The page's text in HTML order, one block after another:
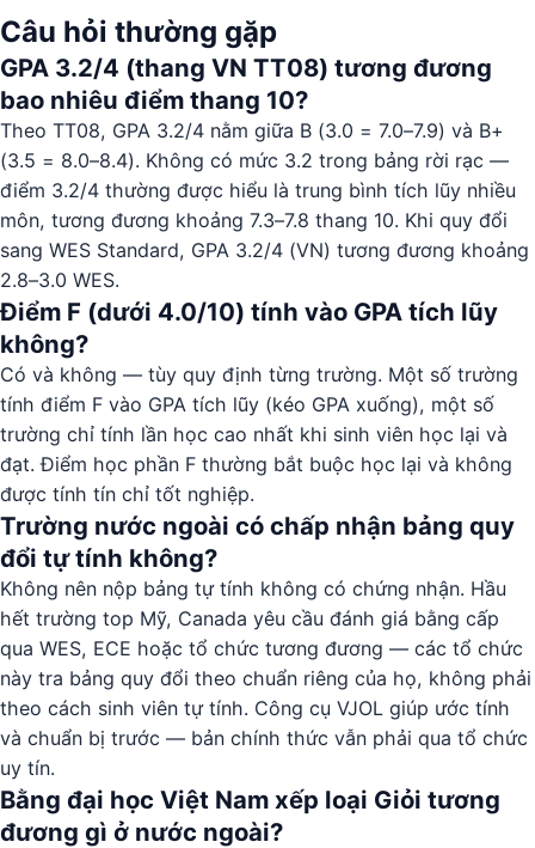
Câu hỏi thường gặp
GPA 3.2/4 (thang VN TT08) tương đương
bao nhiêu điểm thang 10?
Theo TT08, GPA 3.2/4 nằm giữa B (3.0 = 7.0–7.9) và B+
(3.5 = 8.0–8.4). Không có mức 3.2 trong bảng rời rạc —
điểm 3.2/4 thường được hiểu là trung bình tích lũy nhiều
môn, tương đương khoảng 7.3–7.8 thang 10. Khi quy đổi
sang WES Standard, GPA 3.2/4 (VN) tương đương khoảng
2.8–3.0 WES.
Điểm F (dưới 4.0/10) tính vào GPA tích lũy
không?
Có và không — tùy quy định từng trường. Một số trường
tính điểm F vào GPA tích lũy (kéo GPA xuống), một số
trường chỉ tính lần học cao nhất khi sinh viên học lại và
đạt. Điểm học phần F thường bắt buộc học lại và không
được tính tín chỉ tốt nghiệp.
Trường nước ngoài có chấp nhận bảng quy
đổi tự tính không?
Không nên nộp bảng tự tính không có chứng nhận. Hầu
hết trường top Mỹ, Canada yêu cầu đánh giá bằng cấp
qua WES, ECE hoặc tổ chức tương đương — các tổ chức
này tra bảng quy đổi theo chuẩn riêng của họ, không phải
theo cách sinh viên tự tính. Công cụ VJOL giúp ước tính
và chuẩn bị trước — bản chính thức vẫn phải qua tổ chức
uy tín.
Bằng đại học Việt Nam xếp loại Giỏi tương
đương gì ở nước ngoài?